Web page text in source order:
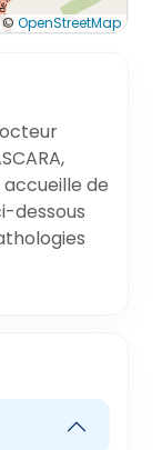
© OpenStreetMap
accueille de
dessous